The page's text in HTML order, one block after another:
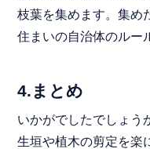
枝葉を集めます。集め
住まいの自治体のルー
4.まとめ
いかがでしたでしょう
生垣や植木の剪定を楽